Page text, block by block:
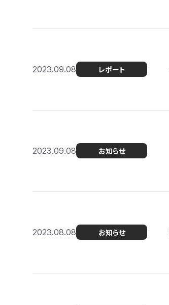
2023.09.08 レポート
2023.09.08 お知らせ
2023.08.08 お知らせ